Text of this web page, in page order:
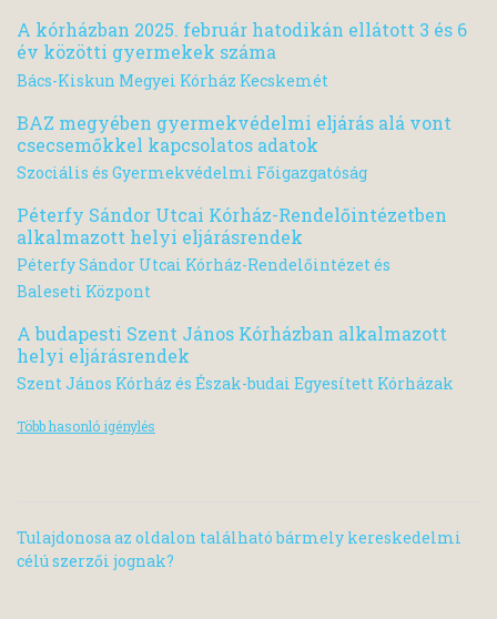
A kórházban 2025. február hatodikán ellátott 3 és 6
év közötti gyermekek száma
Bács-Kiskun Megyei Kórház Kecskemét
BAZ megyében gyermekvédelmi eljárás alá vont
csecsemőkkel kapcsolatos adatok
Szociális és Gyermekvédelmi Főigazgatóság
Péterfy Sándor Utcai Kórház-Rendelőintézetben
alkalmazott helyi eljárásrendek
Péterfy Sándor Utcai Kórház-Rendelőintézet és
Baleseti Központ
A budapesti Szent János Kórházban alkalmazott
helyi eljárásrendek
Szent János Kórház és Észak-budai Egyesített Kórházak
Több hasonló igénylés
Tulajdonosa az oldalon található bármely kereskedelmi
célú szerzői jognak?